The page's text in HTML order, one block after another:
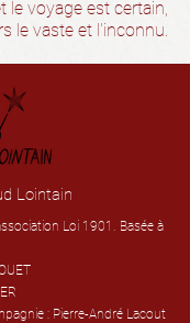
le voyage est certain,
le vaste et l'inconnu.
Lointain
Loi 1901. Basée à
: Pierre-André Lacout